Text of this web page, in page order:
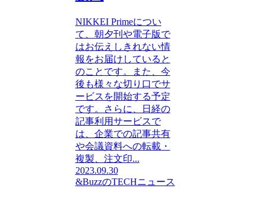
NIKKEI Primeについ
て、朝夕刊や電子版で
はお伝えしきれない情
報をお届けしていると
のことです。また、今
後も様々な切り口でサ
ービスを開始する予定
です。さらに、日経の
記事利用サービスで
は、企業での記事共有
や会議資料への転載・
複製、注文印...
2023.09.30
&BuzzのTECHニュース